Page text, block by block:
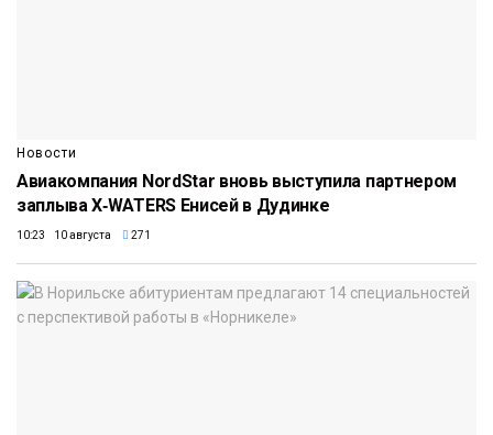
Новости
Авиакомпания NordStar вновь выступила партнером
заплыва X‑WATERS Енисей в Дудинке
10:23 10 августа 271